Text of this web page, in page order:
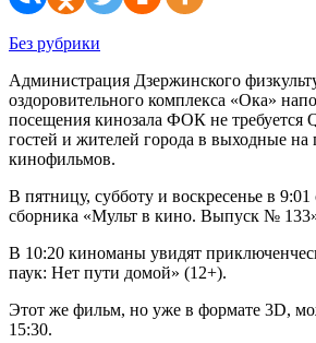
Без рубрики
Администрация Дзержинского
оздоровительного комплекса «Ока»
посещения кинозала ФОК не требуется
гостей и жителей города в выходные на
кинофильмов.
В пятницу, субботу и воскресенье в 9:01
сборника «Мульт в кино. Выпуск №
В 10:20 киноманы увидят
паук: Нет пути домой» (12+).
Этот же фильм, но уже в формате 3D,
15:30.